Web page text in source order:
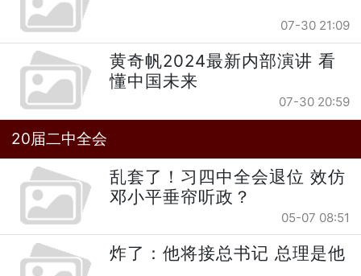
07-30 21:09
黄奇帆2024最新内部演讲 看
懂中国未来
07-30 20:59
20届二中全会
乱套了！习四中全会退位 效仿
邓小平垂帘听政？
05-07 08:51
炸了：他将接总书记 总理是他